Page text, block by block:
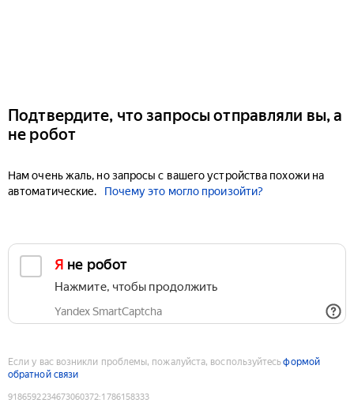
Подтвердите, что запросы отправляли вы, а
не робот
Нам очень жаль, но запросы с вашего устройства похожи на
автоматические.
Почему это могло произойти?
Я не робот
Нажмите, чтобы продолжить
Yandex SmartCaptcha
Если у вас возникли проблемы, пожалуйста, воспользуйтесьформой
обратной связи
9186592234673060372:1786158333